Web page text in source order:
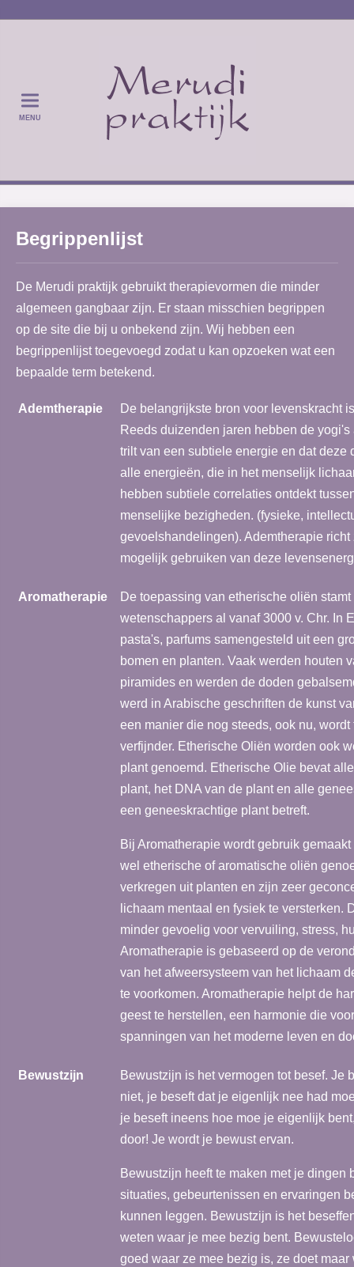
MENU
Begrippenlijst
De Merudi praktijk gebruikt therapievormen die minder
algemeen gangbaar zijn. Er staan misschien begrippen
op de site die bij u onbekend zijn. Wij hebben een
begrippenlijst toegevoegd zodat u kan opzoeken wat een
bepaalde term betekend.
Ademtherapie
De belangrijkste bron voor levenskracht
Reeds duizenden jaren hebben de
trilt van een subtiele energie en dat deze
alle energieën, die in het menselijk
hebben subtiele correlaties ontdekt
menselijke bezigheden. (fysieke,
gevoelshandelingen). Ademtherapie
mogelijk gebruiken van deze
Aromatherapie
De toepassing van etherische oliën
wetenschappers al vanaf 3000 v. Chr. In
pasta's, parfums samengesteld uit een
bomen en planten. Vaak werden houten
piramides en werden de doden
werd in Arabische geschriften de kunst
een manier die nog steeds, ook nu,
verfijnder. Etherische Oliën worden ook
plant genoemd. Etherische Olie bevat
plant, het DNA van de plant en alle
een geneeskrachtige plant betreft.
Bij Aromatherapie wordt gebruik
wel etherische of aromatische oliën
verkregen uit planten en zijn zeer
lichaam mentaal en fysiek te versterken.
minder gevoelig voor vervuiling, stress,
Aromatherapie is gebaseerd op de
van het afweersysteem van het lichaam
te voorkomen. Aromatherapie helpt de
geest te herstellen, een harmonie die
spanningen van het moderne leven en
Bewustzijn
Bewustzijn is het vermogen tot besef. Je
niet, je beseft dat je eigenlijk nee had
je beseft ineens hoe moe je eigenlijk
door! Je wordt je bewust ervan.
Bewustzijn heeft te maken met je dingen
situaties, gebeurtenissen en ervaringen
kunnen leggen. Bewustzijn is het
weten waar je mee bezig bent.
goed waar ze mee bezig is, ze doet